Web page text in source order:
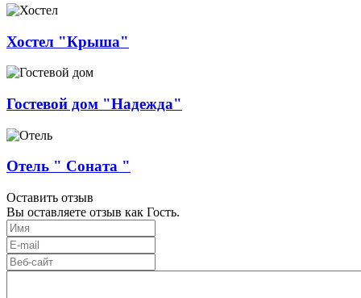
Хостел "Крыша"
Гостевой дом "Надежда"
Отель " Соната "
Оставить отзыв
Вы оставляете отзыв как Гость.